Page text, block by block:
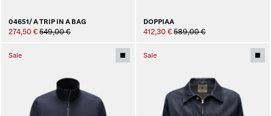
04651/ A TRIP IN A BAG
274,50 € 549,00 €
DOPPIAA
412,30 € 589,00 €
Sale Sale